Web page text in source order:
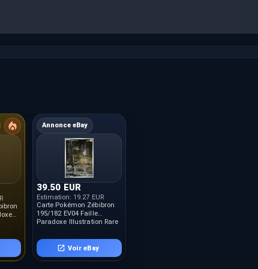
Annonce eBay
39.50 EUR
Estimation: 19.27 EUR
Carte Pokémon Zébibron
195/182 EV04 Faille
Paradoxe Illustration Rare
Voir eBay